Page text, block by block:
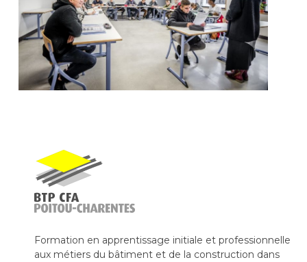
Formation en apprentissage initiale et professionnelle
aux métiers du bâtiment et de la construction dans